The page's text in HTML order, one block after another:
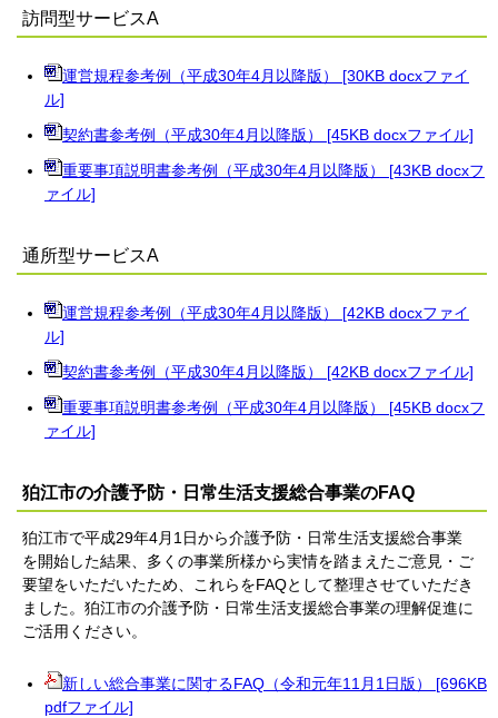
訪問型サービスA
運営規程参考例（平成30年4月以降版） [30KB docxファイ
ル]
契約書参考例（平成30年4月以降版） [45KB docxファイル]
重要事項説明書参考例（平成30年4月以降版） [43KB docxフ
ァイル]
通所型サービスA
運営規程参考例（平成30年4月以降版） [42KB docxファイ
ル]
契約書参考例（平成30年4月以降版） [42KB docxファイル]
重要事項説明書参考例（平成30年4月以降版） [45KB docxフ
ァイル]
狛江市の介護予防・日常生活支援総合事業のFAQ
狛江市で平成29年4月1日から介護予防・日常生活支援総合事業
を開始した結果、多くの事業所様から実情を踏まえたご意見・ご
要望をいただいたため、これらをFAQとして整理させていただき
ました。狛江市の介護予防・日常生活支援総合事業の理解促進に
ご活用ください。
新しい総合事業に関するFAQ（令和元年11月1日版） [696KB
pdfファイル]